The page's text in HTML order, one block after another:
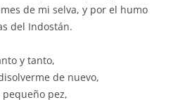
de mi selva, y por el humo
del Indostán.
y tanto,
de nuevo,
pez,